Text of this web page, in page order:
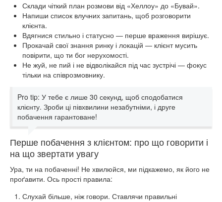
Склади чіткий план розмови від «Хеллоу» до «Бувай».
Напиши список влучних запитань, щоб розговорити
клієнта.
Вдягнися стильно і статусно — перше враження вирішує.
Прокачай свої знання ринку і локацій — клієнт мусить
повірити, що ти бог нерухомості.
Не жуй, не пий і не відволікайся під час зустрічі — фокус
тільки на співрозмовнику.
Pro tip: У тебе є лише 30 секунд, щоб сподобатися
клієнту. Зроби ці півхвилини незабутніми, і друге
побачення гарантоване!
Перше побачення з клієнтом: про що говорити і
на що звертати увагу
Ура, ти на побаченні! Не хвилюйся, ми підкажемо, як його не
проґавити. Ось прості правила:
Слухай більше, ніж говори. Ставлячи правильні